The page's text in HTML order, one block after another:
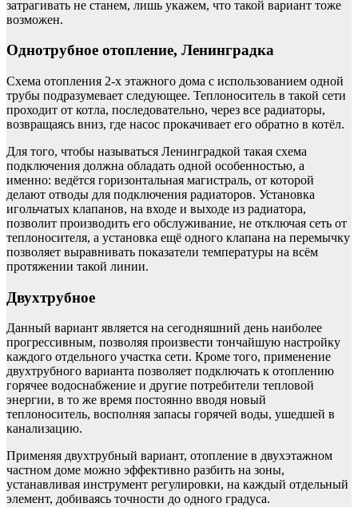
затрагивать не станем, лишь укажем, что такой вариант тоже
возможен.
Однотрубное отопление, Ленинградка
Схема отопления 2-х этажного дома с использованием одной
трубы подразумевает следующее. Теплоноситель в такой сети
проходит от котла, последовательно, через все радиаторы,
возвращаясь вниз, где насос прокачивает его обратно в котёл.
Для того, чтобы называться Ленинградкой такая схема
подключения должна обладать одной особенностью, а
именно: ведётся горизонтальная магистраль, от которой
делают отводы для подключения радиаторов. Установка
игольчатых клапанов, на входе и выходе из радиатора,
позволит производить его обслуживание, не отключая сеть от
теплоносителя, а установка ещё одного клапана на перемычку
позволяет выравнивать показатели температуры на всём
протяжении такой линии.
Двухтрубное
Данный вариант является на сегодняшний день наиболее
прогрессивным, позволяя произвести тончайшую настройку
каждого отдельного участка сети. Кроме того, применение
двухтрубного варианта позволяет подключать к отоплению
горячее водоснабжение и другие потребители тепловой
энергии, в то же время постоянно вводя новый
теплоноситель, восполняя запасы горячей воды, ушедшей в
канализацию.
Применяя двухтрубный вариант, отопление в двухэтажном
частном доме можно эффективно разбить на зоны,
устанавливая инструмент регулировки, на каждый отдельный
элемент, добиваясь точности до одного градуса.